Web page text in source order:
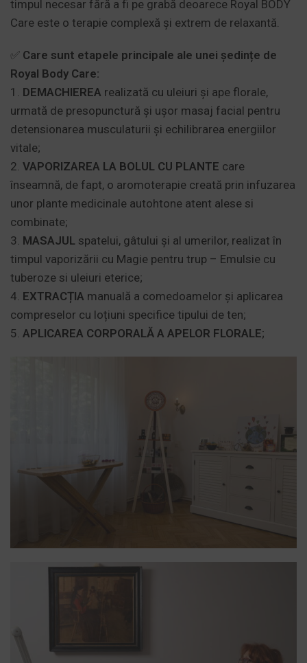
timpul necesar fără a fi pe grabă deoarece Royal BODY
Care este o terapie complexă și extrem de relaxantă.
✅ Care sunt etapele principale ale unei ședințe de
Royal Body Care:
1. DEMACHIEREA realizată cu uleiuri și ape florale,
urmată de presopunctură și ușor masaj facial pentru
detensionarea musculaturii și echilibrarea energiilor
vitale;
2. VAPORIZAREA LA BOLUL CU PLANTE care
înseamnă, de fapt, o aromoterapie creată prin infuzarea
unor plante medicinale autohtone atent alese si
combinate;
3. MASAJUL spatelui, gâtului și al umerilor, realizat în
timpul vaporizării cu Magie pentru trup – Emulsie cu
tuberoze si uleiuri eterice;
4. EXTRACȚIA manuală a comedoamelor și aplicarea
compreselor cu loțiuni specifice tipului de ten;
5. APLICAREA CORPORALĂ A APELOR FLORALE;